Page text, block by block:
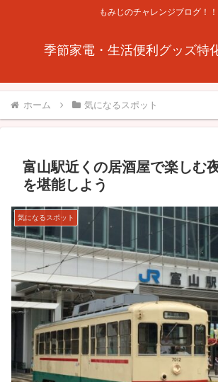
もみじのチャレンジブログ！！
季節家電・生活便利グッズ特
ホーム 気になるスポット
富山駅近くの居酒屋で楽しむ
を堪能しよう
気になるスポット